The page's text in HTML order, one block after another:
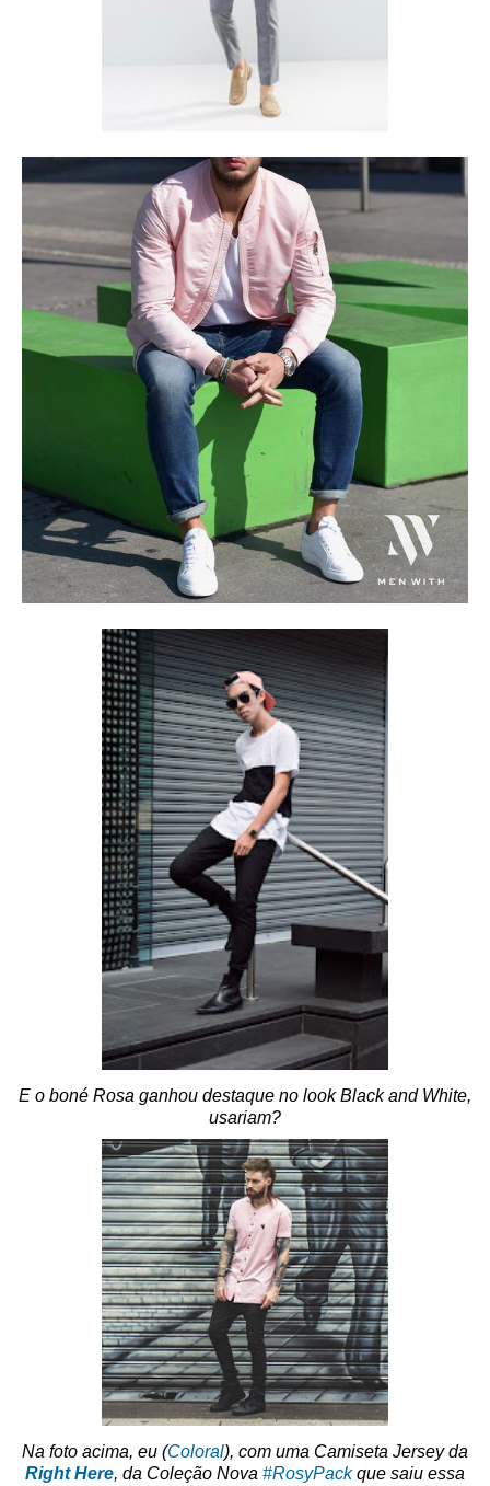
E o boné Rosa ganhou destaque no look Black and White,
usariam?
Na foto acima, eu (Coloral), com uma Camiseta Jersey da
Right Here, da Coleção Nova #RosyPackque saiu essa